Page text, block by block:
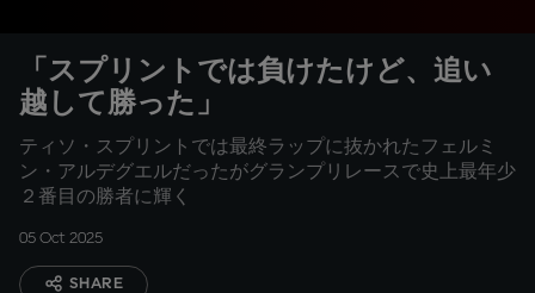
「スプリントでは負けたけど、追い
越して勝った」
ティソ・スプリントでは最終ラップに抜かれたフェルミ
ン・アルデグエルだったがグランプリレースで史上最年少
２番目の勝者に輝く
05 Oct 2025
SHARE